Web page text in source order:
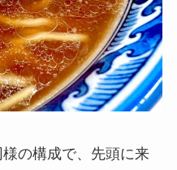
の構成で、先頭に来